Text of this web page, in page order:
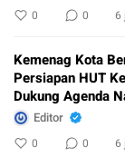
0 0 6
Kemenag Kota
Persiapan HUT
Dukung Agenda
Editor
0 0 6